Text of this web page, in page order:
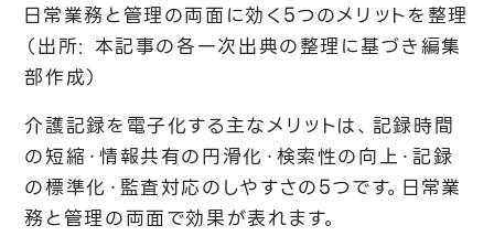
日常業務と管理の両面に効く5つのメリットを整理
（出所: 本記事の各一次出典の整理に基づき編集
部作成）
介護記録を電子化する主なメリットは、記録時間
の短縮・情報共有の円滑化・検索性の向上・記録
の標準化・監査対応のしやすさの5つです。日常業
務と管理の両面で効果が表れます。